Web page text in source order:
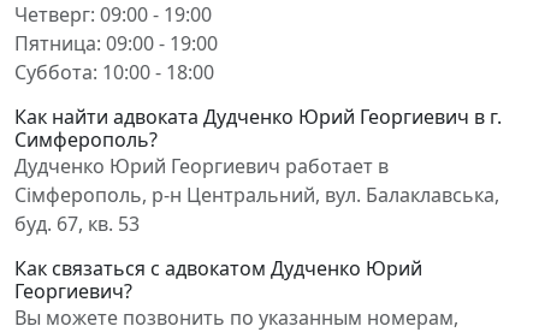
Четверг: 09:00 - 19:00
Пятница: 09:00 - 19:00
Суббота: 10:00 - 18:00
Как найти адвоката Дудченко Юрий Георгиевич в г.
Симферополь?
Дудченко Юрий Георгиевич работает в
Сімферополь, р-н Центральний, вул. Балаклавська,
буд. 67, кв. 53
Как связаться с адвокатом Дудченко Юрий
Георгиевич?
Вы можете позвонить по указанным номерам,